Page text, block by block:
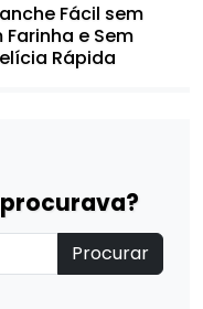
Fácil sem
Farinha e Sem
Rápida
Procurar